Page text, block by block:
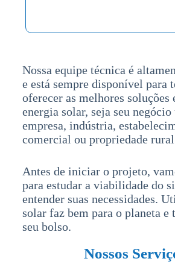
Nossa equipe técnica é
e está sempre disponível para
oferecer as melhores soluções
energia solar, seja seu negócio
empresa, indústria,
comercial ou propriedade
Antes de iniciar o projeto,
para estudar a viabilidade do
entender suas necessidades.
solar faz bem para o planeta e
seu bolso.
Nossos